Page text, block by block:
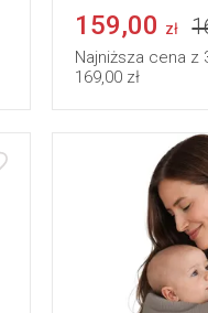
159,00 zł
Najniższa cena z
169,00 zł